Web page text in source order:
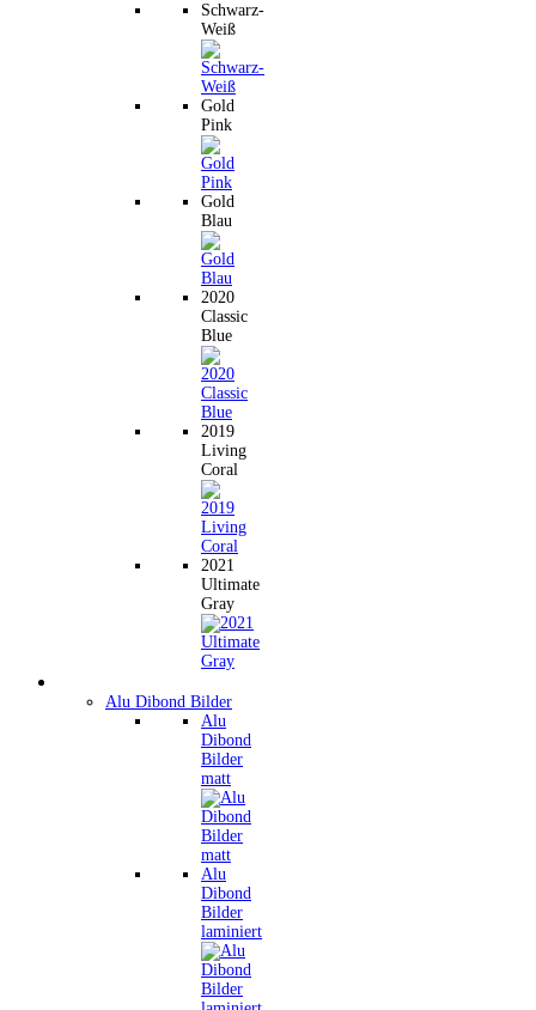
Schwarz-
Weiß
Gold
Pink
Gold
Blau
2020
Classic
Blue
2019
Living
Coral
2021
Ultimate
Gray
Alu Dibond Bilder
Alu
Dibond
Bilder
matt
Alu
Dibond
Bilder
laminiert